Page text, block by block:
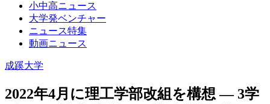
小中高ニュース
大学発ベンチャー
ニュース特集
動画ニュース
成蹊大学
2022年4月に理工学部改組を構想 — 3学